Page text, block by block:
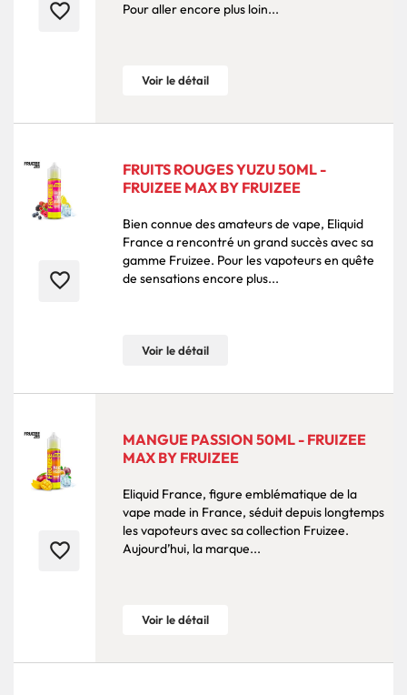
favorite_border Pour aller encore plus loin...
Voir le détail
favorite_border
FRUITS ROUGES YUZU 50ML -
FRUIZEE MAX BY FRUIZEE
Bien connue des amateurs de vape, Eliquid
France a rencontré un grand succès avec sa
gamme Fruizee. Pour les vapoteurs en quête
de sensations encore plus...
Voir le détail
favorite_border
MANGUE PASSION 50ML - FRUIZEE
MAX BY FRUIZEE
Eliquid France, figure emblématique de la
vape made in France, séduit depuis longtemps
les vapoteurs avec sa collection Fruizee.
Aujourd’hui, la marque...
Voir le détail